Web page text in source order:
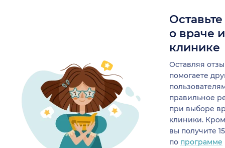
о враче
клинике
Оставляя
помогаете
правильное
при выборе
клиники.
вы получите
по программе